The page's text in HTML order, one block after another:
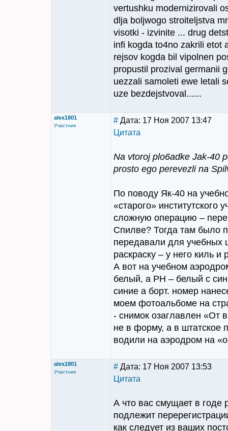
vertushku modernizirovali
dlja boljwogo stroiteljstva
visotki - izvinite ... drug
infi kogda to4no zakrili etot
rejsov kogda bil vipolnen
propustil prozival germanii
uezzali samoleti ewe letali
uze bezdejstvoval......
alex1801
Участник
# Дата: 17 Ноя 2007 13:47
Цитата
Na vtoroj plo6adke Jak-40
prosto ego perevezli na
По поводу Як-40 на
«старого»
сложную операцию –
Спилве? Тогда там было
передавали для учебных
раскраску – у него киль
А вот на учебном
белый, а РН – белый с
синие а борт. номер
моем фотоальбоме на
- снимок озаглавлен «От
не в форму, а в штатское
водили на аэродром на
alex1801
Участник
# Дата: 17 Ноя 2007 13:53
Цитата
А что вас смущает в годе
подлежит
как следует из ваших